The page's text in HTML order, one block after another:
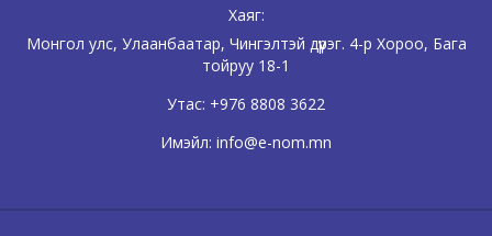
Хаяг:
Монгол улс, Улаанбаатар, Чингэлтэй дүүрэг. 4-р Хороо, Бага
тойруу 18-1
Утас: +976 8808 3622
Имэйл: info@e-nom.mn